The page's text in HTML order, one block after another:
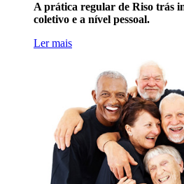
A prática regular de Riso trás
coletivo e a nível pessoal.
Ler mais